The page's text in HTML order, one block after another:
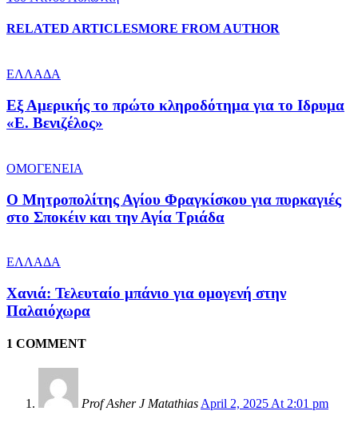
RELATED ARTICLESMORE FROM AUTHOR
ΕΛΛΑΔΑ
Εξ Αμερικής το πρώτο κληροδότημα για το Ιδρυμα
«Ε. Βενιζέλος»
ΟΜΟΓΕΝΕΙΑ
Ο Μητροπολίτης Αγίου Φραγκίσκου για πυρκαγιές
στο Σποκέιν και την Αγία Τριάδα
ΕΛΛΑΔΑ
Χανιά: Τελευταίο μπάνιο για ομογενή στην
Παλαιόχωρα
1 COMMENT
Prof Asher J MatathiasApril 2, 2025 At 2:01 pm